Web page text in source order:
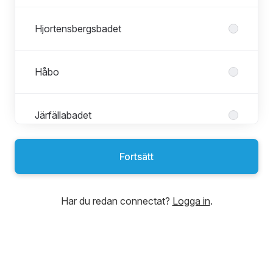
Hjortensbergsbadet
Håbo
Järfällabadet
Kungsbacka badhus
Kävlinge
Fortsätt
Har du redan connectat? Logga in.